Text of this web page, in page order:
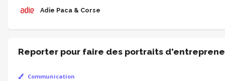
Adie Paca & Corse
Reporter pour faire des portraits
Communication